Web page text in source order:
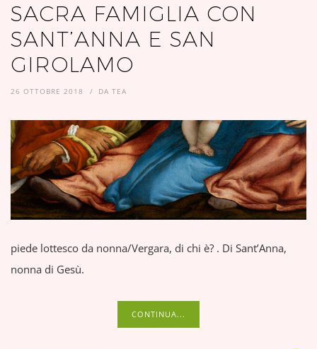
SACRA FAMIGLIA CON
SANT’ANNA E SAN
GIROLAMO
26 OTTOBRE 2018 DA TEA
piede lottesco da nonna/Vergara, di chi è? . Di Sant’Anna,
nonna di Gesù.
CONTINUA...